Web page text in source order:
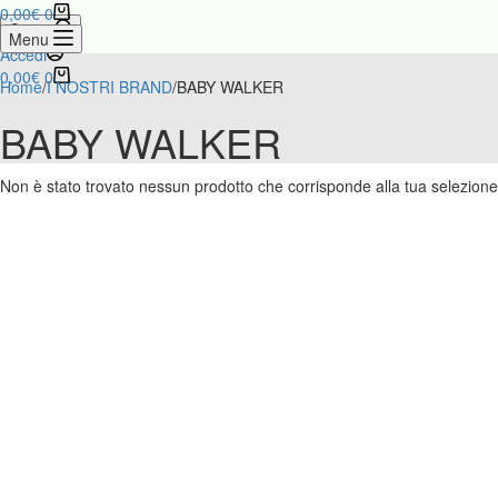
Cerca
Accedi
0,00€ 0
0,00€ 0
Menu
Home/I NOSTRI BRAND/BABY WALKER
BABY WALKER
Non è stato trovato nessun prodotto che corrisponde alla tua